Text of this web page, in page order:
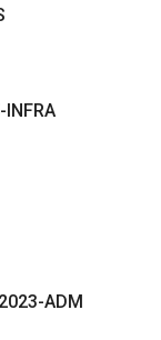
INFRA
ADM